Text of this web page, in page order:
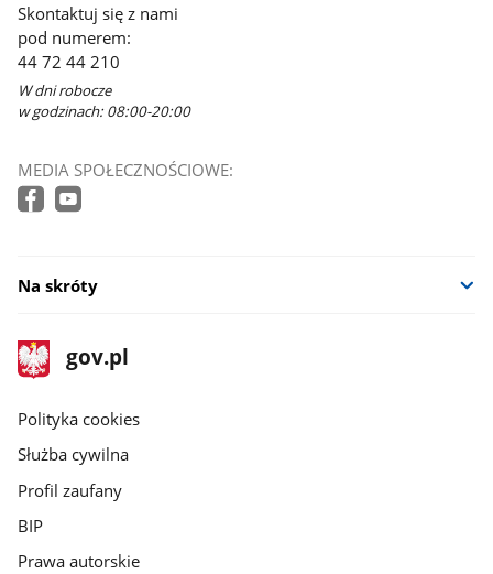
Skontaktuj się z nami
pod numerem:
44 72 44 210
W dni robocze
w godzinach: 08:00-20:00
MEDIA SPOŁECZNOŚCIOWE:
Na skróty
stopka
gov.pl
Strona
gov.pl
gov.pl
Polityka cookies
Służba cywilna
Profil zaufany
BIP
Prawa autorskie